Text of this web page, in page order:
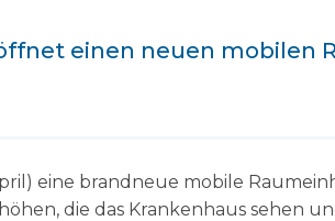
einen neuen mobilen
eine brandneue mobile
die das Krankenhaus sehen